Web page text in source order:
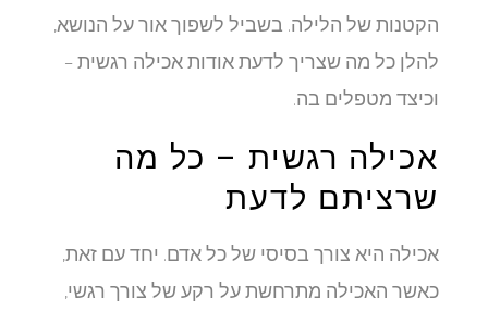
הקטנות של הלילה. בשביל לשפוך אור על הנושא,
להלן כל מה שצריך לדעת אודות אכילה רגשית –
וכיצד מטפלים בה.
אכילה רגשית – כל מה
שרציתם לדעת
אכילה היא צורך בסיסי של כל אדם. יחד עם זאת,
כאשר האכילה מתרחשת על רקע של צורך רגשי,